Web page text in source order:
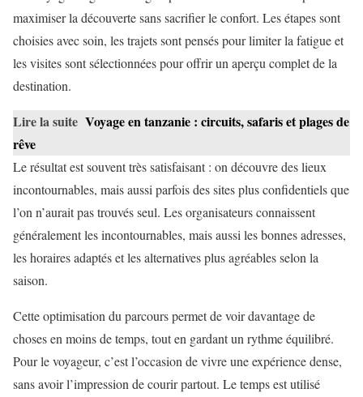
maximiser la découverte sans sacrifier le confort. Les étapes sont
choisies avec soin, les trajets sont pensés pour limiter la fatigue et
les visites sont sélectionnées pour offrir un aperçu complet de la
destination.
Lire la suite Voyage en tanzanie : circuits, safaris et plages de
rêve
Le résultat est souvent très satisfaisant : on découvre des lieux
incontournables, mais aussi parfois des sites plus confidentiels que
l’on n’aurait pas trouvés seul. Les organisateurs connaissent
généralement les incontournables, mais aussi les bonnes adresses,
les horaires adaptés et les alternatives plus agréables selon la
saison.
Cette optimisation du parcours permet de voir davantage de
choses en moins de temps, tout en gardant un rythme équilibré.
Pour le voyageur, c’est l’occasion de vivre une expérience dense,
sans avoir l’impression de courir partout. Le temps est utilisé